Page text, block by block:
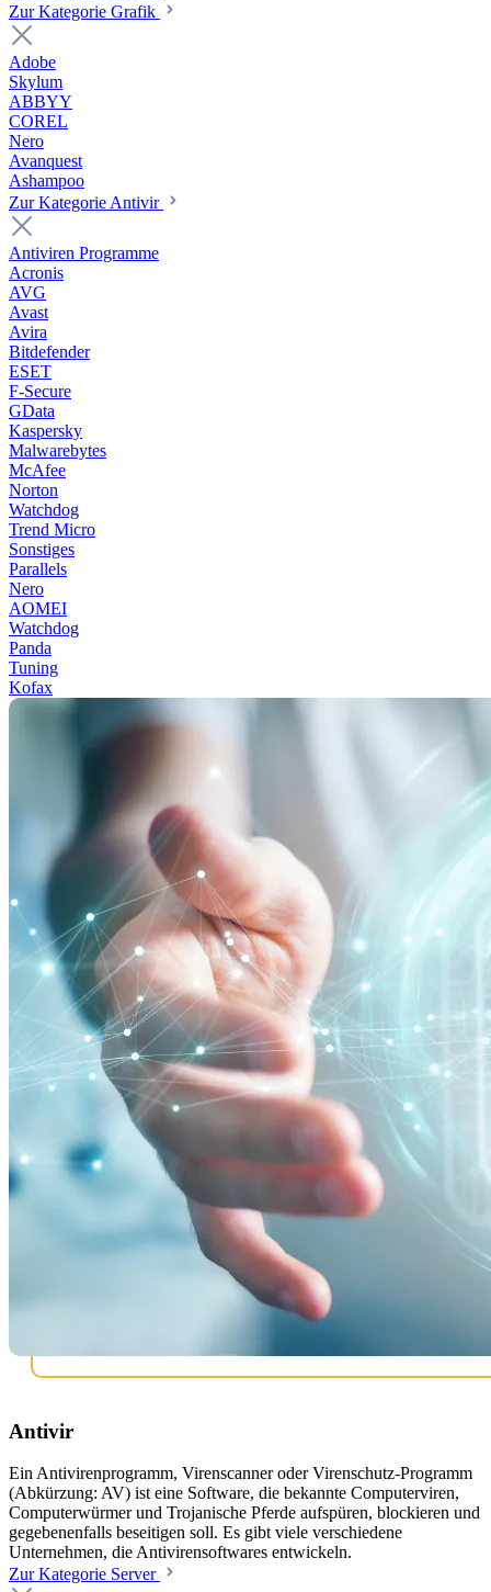
Zur Kategorie Grafik
Adobe
Skylum
ABBYY
COREL
Nero
Avanquest
Ashampoo
Zur Kategorie Antivir
Antiviren Programme
Acronis
AVG
Avast
Avira
Bitdefender
ESET
F-Secure
GData
Kaspersky
Malwarebytes
McAfee
Norton
Watchdog
Trend Micro
Sonstiges
Parallels
Nero
AOMEI
Watchdog
Panda
Tuning
Kofax
Antivir
Ein Antivirenprogramm, Virenscanner oder Virenschutz-Programm
(Abkürzung: AV) ist eine Software, die bekannte Computerviren,
Computerwürmer und Trojanische Pferde aufspüren, blockieren und
gegebenenfalls beseitigen soll. Es gibt viele verschiedene
Unternehmen, die Antivirensoftwares entwickeln.
Zur Kategorie Server